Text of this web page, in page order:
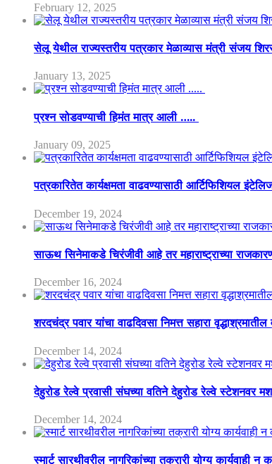
February 12, 2025
सेलू येथील राज्यस्तरीय पत्रकार मेळाव्यास मंत्री संजय
January 13, 2025
प्रश्न सोडवण्याची हिमंत मात्र आली …..
January 09, 2025
पत्रकारितेत कार्यक्षमता वाढवण्यासाठी
December 19, 2024
साऊथ सिनेमाकडे चिरंजीवी आहे तर महाराष्ट्राच्या
December 16, 2024
शरदचंद्र पवार यांचा वाढदिवसा निमत्त सहारा
December 14, 2024
देहुरोड रेल्वे प्रवासी संघच्या वतिने देहुरोड रेल्वे स्टेशनवर
December 14, 2024
स्मार्ट सारथीवरील नागरिकांच्या तक्रारी योग्य कार्यवाही